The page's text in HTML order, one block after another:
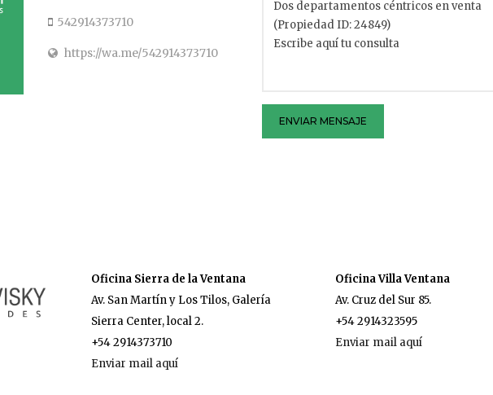
542914373710
https://wa.me/542914373710
ENVIAR MENSAJE
Oficina Sierra de la Ventana
Av. San Martín y Los Tilos, Galería
Sierra Center, local 2.
+54 2914373710
Enviar mail aquí
Oficina Villa Ventana
Av. Cruz del Sur 85.
+54 2914323595
Enviar mail aquí